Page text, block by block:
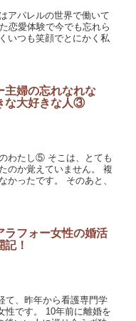
アパレルの世界で働いて
恋愛体験で今でも忘れら
いつも笑顔でとにかく私
主婦の忘れなれな
な大好きな人③
わたし⑤ そこは、とても
のか覚えていません。 複
かったです。 そのあと、
ラフォー女性の婚活
！
て、昨年から看護専門学
性です。 10年前に離婚を